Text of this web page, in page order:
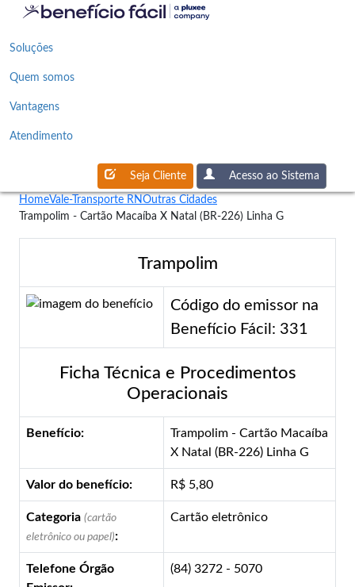
Soluções
Quem somos
Vantagens
Atendimento
Seja Cliente Acesso ao Sistema
HomeVale-Transporte RNOutras Cidades
Trampolim - Cartão Macaíba X Natal (BR-226) Linha G
Trampolim
Código do emissor na
Benefício Fácil: 331
Ficha Técnica e Procedimentos
Operacionais
Benefício:
Trampolim - Cartão Macaíba
X Natal (BR-226) Linha G
Valor do benefício: R$ 5,80
Categoria (cartão
eletrônico ou papel):
Cartão eletrônico
Telefone Órgão
(84) 3272 - 5070